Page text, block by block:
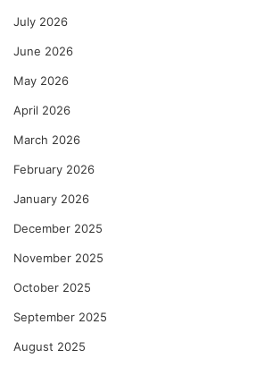
July 2026
June 2026
May 2026
April 2026
March 2026
February 2026
January 2026
December 2025
November 2025
October 2025
September 2025
August 2025